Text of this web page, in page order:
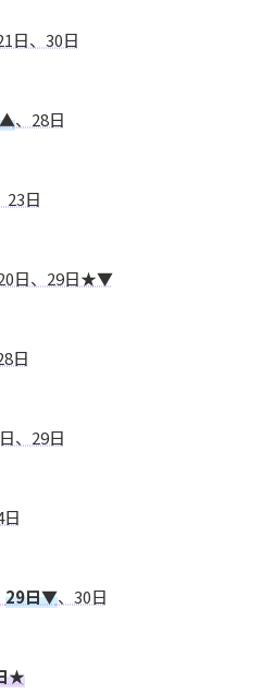
日、30日
▲、28日
23日
日、29日★▼
日
、29日
29日▼、30日
★